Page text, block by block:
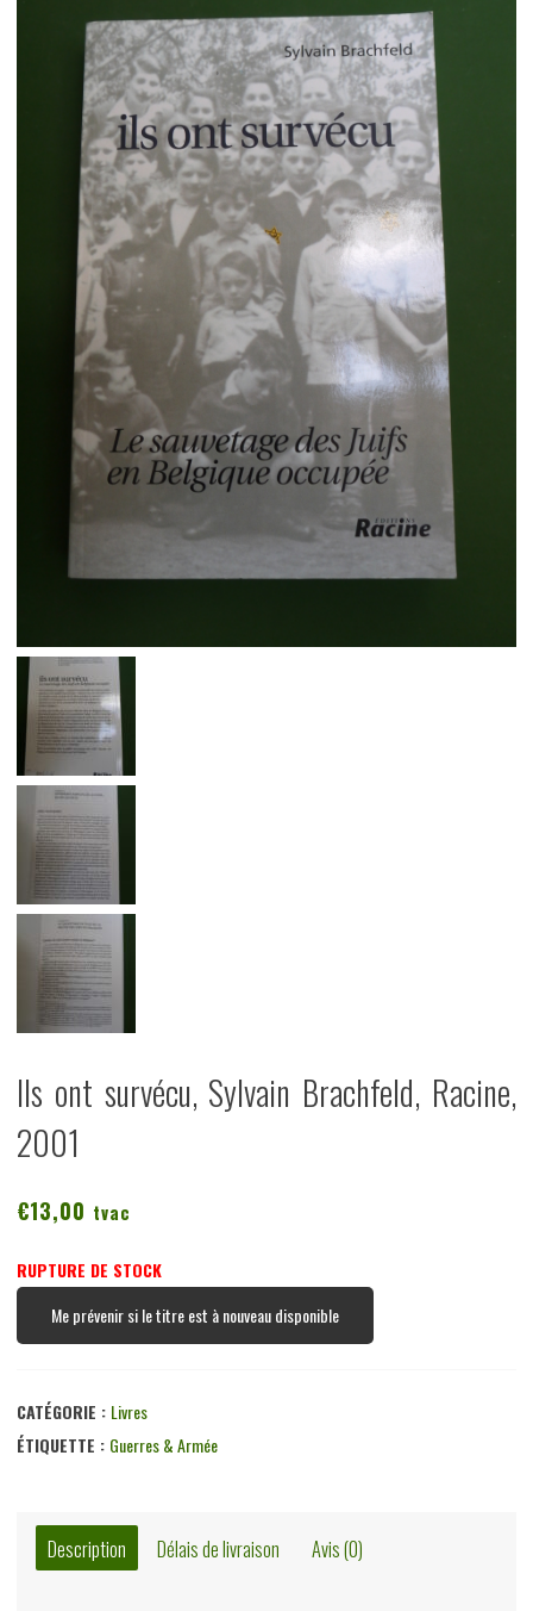
Ils ont survécu, Sylvain Brachfeld, Racine,
2001
€13,00 tvac
RUPTURE DE STOCK
Me prévenir si le titre est à nouveau disponible
CATÉGORIE : Livres
ÉTIQUETTE : Guerres & Armée
Description Délais de livraison Avis (0)